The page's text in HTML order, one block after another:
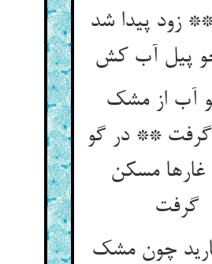
زود پیدا شد
پیل آب کش‏
آب از مشک
گرفت ** در گو
غارها مسکن
گرفت‏
چون مشک